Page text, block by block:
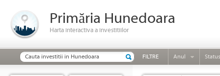
Primăria Hunedoara
Harta interactiva a investitiilor
FILTRE Anul Status